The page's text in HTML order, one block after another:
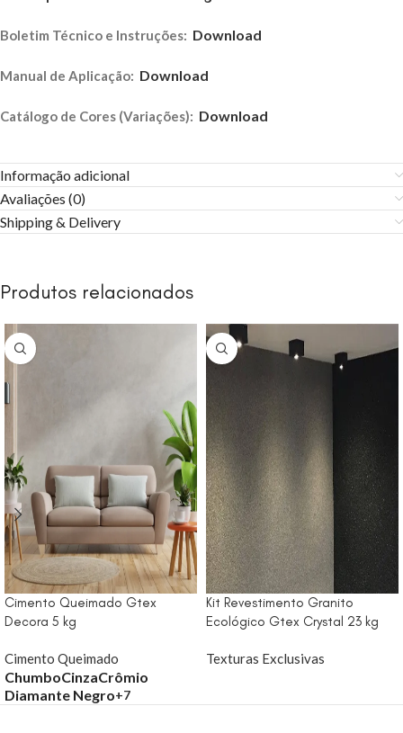
Boletim Técnico e Instruções: Download
Manual de Aplicação: Download
Catálogo de Cores (Variações): Download
Informação adicional
Avaliações (0)
Shipping & Delivery
Produtos relacionados
Cimento Queimado Gtex
Decora 5 kg
Cimento Queimado
ChumboCinzaCrômio
Diamante Negro+7
Kit Revestimento Granito
Ecológico Gtex Crystal 23 kg
Texturas Exclusivas